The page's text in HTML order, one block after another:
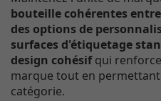
bouteille cohérentes
des options de
surfaces d'étiquetage
design cohésifqui renforce
marque tout en
catégorie.